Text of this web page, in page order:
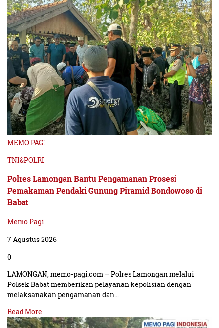
MEMO PAGI
TNI&POLRI
Polres Lamongan Bantu Pengamanan Prosesi
Pemakaman Pendaki Gunung Piramid Bondowoso di
Babat
Memo Pagi
7 Agustus 2026
0
LAMONGAN, memo-pagi.com – Polres Lamongan melalui
Polsek Babat memberikan pelayanan kepolisian dengan
melaksanakan pengamanan dan…
Read More